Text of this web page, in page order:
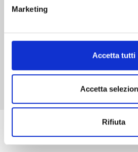
Marketing
Accetta tutti
Accetta
Rifiuta
Mostra tutto
Se ti è piaciuto